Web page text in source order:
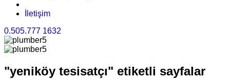
İletişim
0.505.777 1632
"yeniköy tesisatçı" etiketli sayfalar